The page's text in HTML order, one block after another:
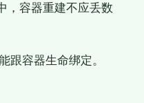
，容器重建不应丢数
跟容器生命绑定。